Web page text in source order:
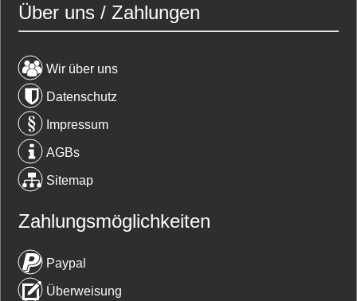
Über uns / Zahlungen
Wir über uns
Datenschutz
Impressum
AGBs
Sitemap
Zahlungsmöglichkeiten
Paypal
Überweisung